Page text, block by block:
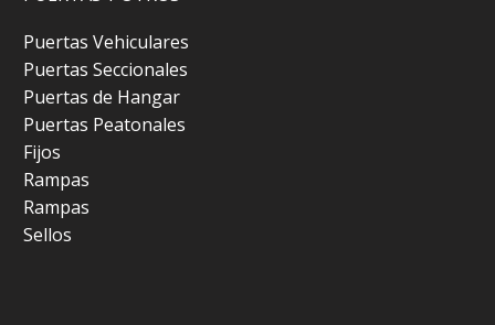
Puertas Vehiculares
Puertas Seccionales
Puertas de Hangar
Puertas Peatonales
Fijos
Rampas
Rampas
Sellos